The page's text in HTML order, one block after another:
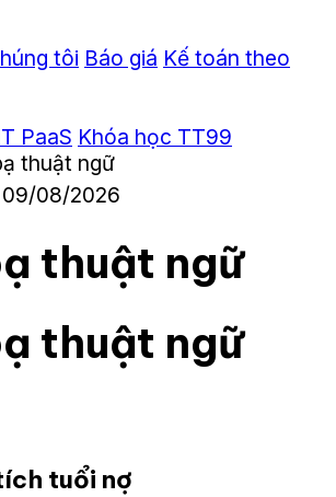
tôi Báo giá Kế toán theo
PaaS Khóa học TT99
thuật ngữ
08/2026
thuật ngữ
thuật ngữ
tuổi nợ